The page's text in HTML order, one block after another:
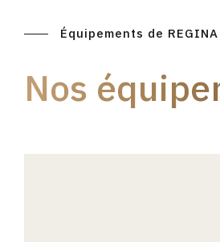
Équipements de REGINA
Nos